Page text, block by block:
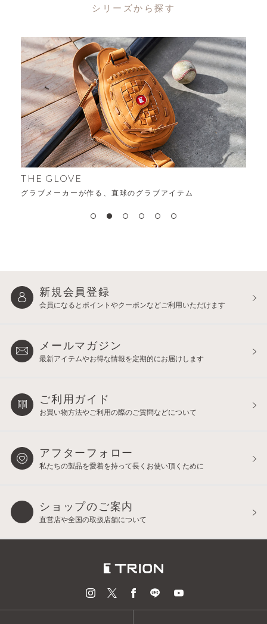
シリーズから探す
GLOVE
ラブメーカーが作る、直球のグラブアイテム
新規会員登録
会員になるとポイントやクーポンなどご利用いただけます
メールマガジン
最新アイテムやお得な情報を定期的にお届けします
ご利用ガイド
お買い物方法やご利用の際のご質問などについて
アフターフォロー
私たちの製品を愛着を持って長くお使い頂くために
ショップのご案内
直営店や全国の取扱店舗について